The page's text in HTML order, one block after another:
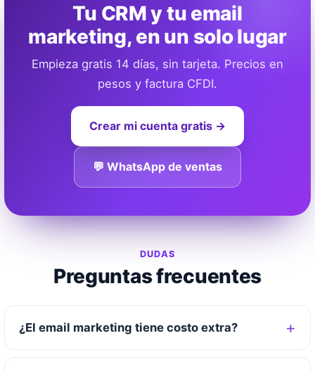
Tu CRM y tu email
marketing, en un solo lugar
Empieza gratis 14 días, sin tarjeta. Precios en
pesos y factura CFDI.
Crear mi cuenta gratis →
💬 WhatsApp de ventas
DUDAS
Preguntas frecuentes
¿El email marketing tiene costo extra?